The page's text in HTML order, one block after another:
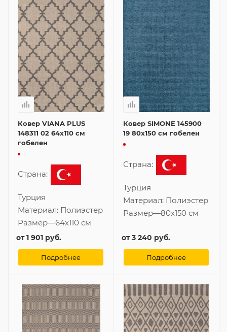
Ковер VIANA PLUS
148311 02 64x110 см
гобелен
Страна:
Турция
Материал: Полиэстер
Размер—64x110 см
от1 901 руб.
Подробнее
Ковер SIMONE 145900
19 80x150 см гобелен
Страна:
Турция
Материал: Полиэстер
Размер—80x150 см
от3 240 руб.
Подробнее